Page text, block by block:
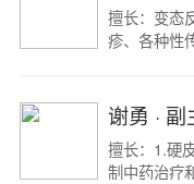
擅长：变态
疹、各种性
谢勇 ·
擅长：1.硬
制中药治疗